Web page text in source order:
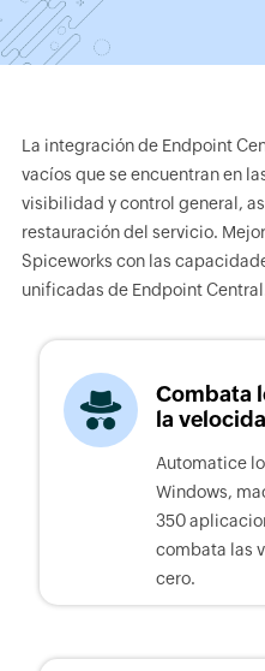
La integración de Endpoint
vacíos que se encuentran en
visibilidad y control general,
restauración del servicio.
Spiceworks con las
unificadas de Endpoint
Combata
la
Automatice
Windows,
350
combata las
cero.